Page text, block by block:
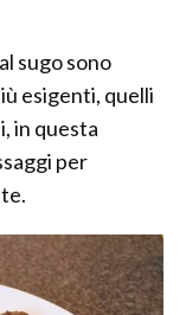
sugo sono
esigenti, quelli
in questa
per